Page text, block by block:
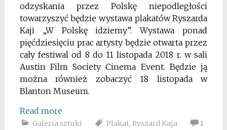
odzyskania przez Polskę niepodległości
towarzyszyć będzie wystawa plakatów Ryszarda
Kaji „W Polskę idziemy”.Wystawa ponad
pięćdziesięciu prac artysty będzie otwarta przez
cały festiwal od 8 do 11 listopada 2018 r. w sali
Austin Film Society Cinema Event. Będzie ją
można również zobaczyć 18 listopada w
Blanton Museum.
Read more
Galeria sztuki Plakat, Ryszard Kaja
1